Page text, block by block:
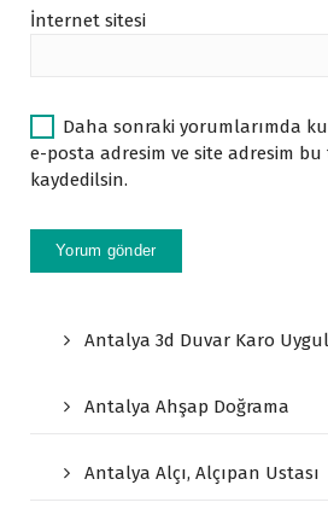
İnternet sitesi
Daha sonraki yorumlarımda
e-posta adresim ve site adresim bu
kaydedilsin.
Antalya 3d Duvar Karo
Antalya Ahşap Doğrama
Antalya Alçı, Alçıpan Ustası